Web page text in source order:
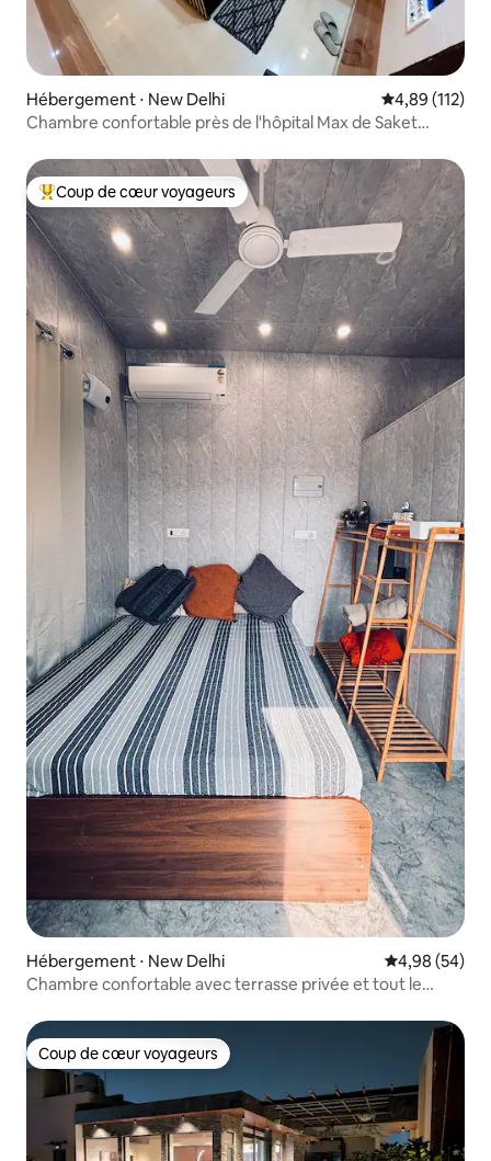
Hébergement ⋅ New Delhi Évaluation
4,89 (112)
Chambre confortable près de l'hôpital Max de Saket
Coups de cœur voyageurs les plus appréciés
Coup de cœur voyageurs
Hébergement ⋅ New Delhi Évaluation
4,98 (54)
Chambre confortable avec terrasse privée et tout le
Coup de cœur voyageurs
Coup de cœur voyageurs